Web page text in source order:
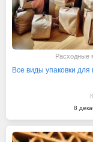
Расходные
Все виды упаковки для
8